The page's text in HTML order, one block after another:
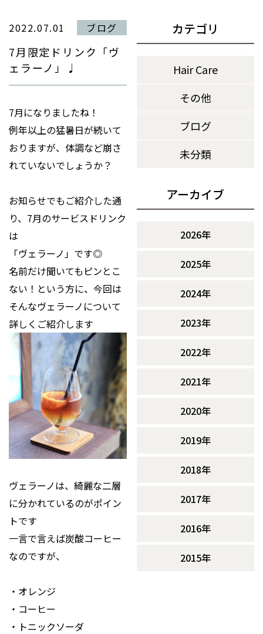
2022.07.01 ブログ
7月限定ドリンク「ヴ
ェラーノ」♩
7月になりましたね！
例年以上の猛暑日が続いて
おりますが、体調など崩さ
れていないでしょうか？
お知らせでもご紹介した通
り、7月のサービスドリンク
は
「ヴェラーノ」です◎
名前だけ聞いてもピンとこ
ない！という方に、今回は
そんなヴェラーノについて
詳しくご紹介します
ヴェラーノは、綺麗な二層
に分かれているのがポイン
トです
一言で言えば炭酸コーヒー
なのですが、
・オレンジ
・コーヒー
・トニックソーダ
カテゴリ
Hair Care
その他
ブログ
未分類
アーカイブ
2026年
2025年
2024年
2023年
2022年
2021年
2020年
2019年
2018年
2017年
2016年
2015年